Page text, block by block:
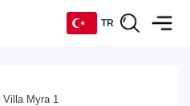
TR
Villa Myra 1